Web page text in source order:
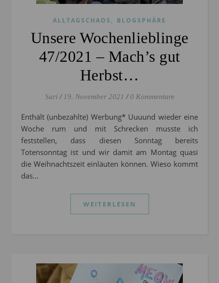
ALLTAGSCHAOS , BLOGSPHÄRE
Unsere Wochenlieblinge
47/2021 – Mach’s gut
Herbst…
Sari / 19. November 2021 / 0 Kommentare
Enthält (unbezahlte) Werbung* Uuuund wieder eine
Woche rum und mit Schrecken musste ich
feststellen, dass diesen Sonntag bereits
Totensonntag ist und wir damit am Montag quasi
die Weihnachtszeit einläuten können. Wieso kommt
das…
WEITERLESEN